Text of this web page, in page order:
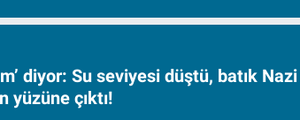
diyor: Su seviyesi düştü, batık Nazi
yüzüne çıktı!